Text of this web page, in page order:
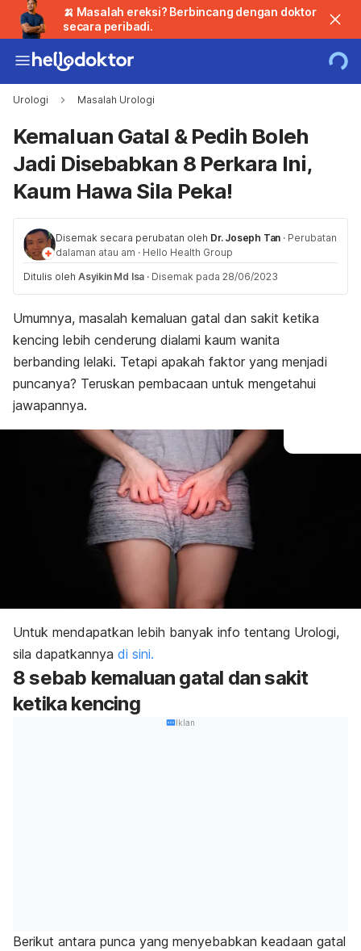
🍌 Masalah ereksi? Berbincang dengan doktor
secara peribadi.
Urologi Masalah Urologi
Kemaluan Gatal & Pedih Boleh
Jadi Disebabkan 8 Perkara Ini,
Kaum Hawa Sila Peka!
Disemak secara perubatan oleh Dr. Joseph Tan · Perubatan
dalaman atau am · Hello Health Group
Ditulis oleh Asyikin Md Isa · Disemak pada 28/06/2023
Umumnya, masalah kemaluan gatal dan sakit ketika
kencing lebih cenderung dialami kaum wanita
berbanding lelaki. Tetapi apakah faktor yang menjadi
puncanya? Teruskan pembacaan untuk mengetahui
jawapannya.
Untuk mendapatkan lebih banyak info tentang Urologi,
sila dapatkannya di sini.
8 sebab kemaluan gatal dan sakit
ketika kencing
Iklan
Berikut antara punca yang menyebabkan keadaan gatal